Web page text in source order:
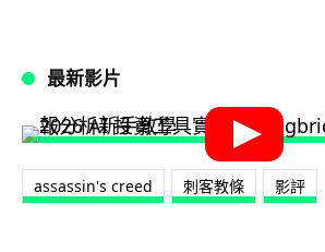
最新影片
assassin's creed 刺客教條 影評